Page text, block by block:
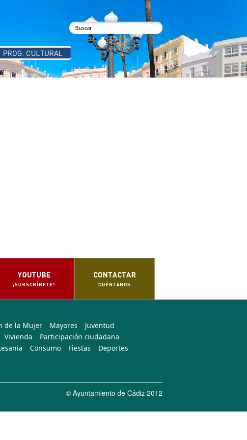
Formulario de búsqueda
PROG. CULTURAL
YOUTUBE
¡SUBSCRÍBETE!
CONTACTAR
CUÉNTANOS
de la Mujer Mayores
Juventud
Vivienda
Participación ciudadana
Consumo Fiestas
Deportes
© Ayuntamiento de Cádiz 2012